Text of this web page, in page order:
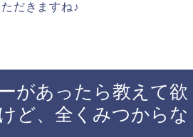
だきますね♪
があったら教えて欲
ど、全くみつからな